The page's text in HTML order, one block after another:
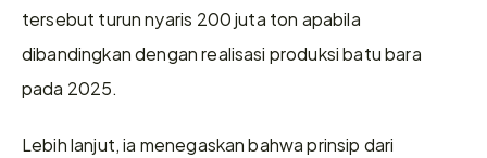
tersebut turun nyaris 200 juta ton apabila
dibandingkan dengan realisasi produksi batu bara
pada 2025.
Lebih lanjut, ia menegaskan bahwa prinsip dari